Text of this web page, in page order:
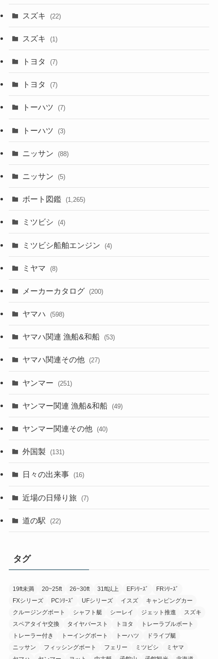
スズキ (22)
スズキ (1)
トヨタ (7)
トヨタ (7)
トーハツ (7)
トーハツ (3)
ニッサン (88)
ニッサン (5)
ボート図鑑 (1,265)
ミツビシ (4)
ミツビシ船舶エンジン (4)
ミヤマ (8)
メーカーカタログ (200)
ヤマハ (598)
ヤマハ関連 漁船&和船 (53)
ヤマハ関連その他 (27)
ヤンマー (251)
ヤンマー関連 漁船&和船 (49)
ヤンマー関連その他 (40)
外国製 (131)
日々の出来事 (16)
近場の日帰り旅 (7)
道の駅 (22)
タグ
19ft未満 20~25ft 26~30ft 31ft以上 EFｼﾘｰｽﾞ
FRｼﾘｰｽﾞ
FXシリーズ
PCｼﾘｰｽﾞ UFシリーズ イスズ
キャンピングカー
クルージングボート
シャフト艇 シーレイ ジェット推進
スズキ
スペアタイヤ交換
タイヤバースト トヨタ
トレーラブルボート
トレーラー付き
トーイングボート トーハツ
ドライブ艇
ニッサン
フィッシングボート フェリー ミツビシ
ミヤマ